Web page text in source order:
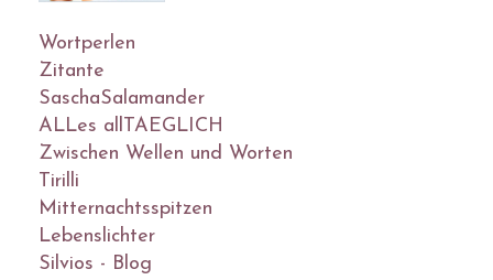
Wortperlen
Zitante
SaschaSalamander
ALLes allTAEGLICH
Zwischen Wellen und Worten
Tirilli
Mitternachtsspitzen
Lebenslichter
Silvios - Blog